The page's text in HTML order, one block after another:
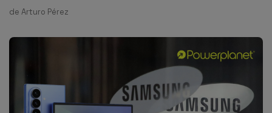
de Arturo Pérez